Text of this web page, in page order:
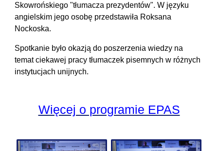
Skowrońskiego "tłumacza prezydentów". W języku
angielskim jego osobę przedstawiła Roksana
Nockoska.
Spotkanie było okazją do poszerzenia wiedzy na
temat ciekawej pracy tłumaczek pisemnych w różnych
instytucjach unijnych.
Więcej o programie EPAS